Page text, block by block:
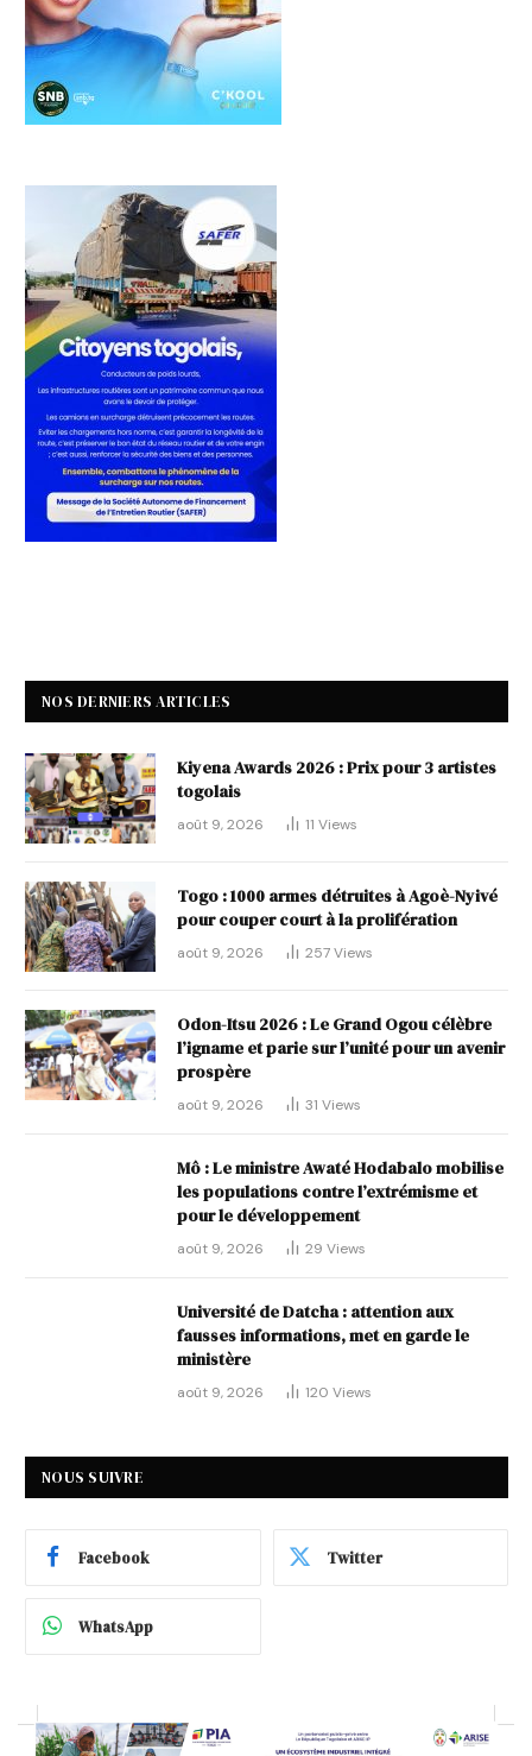
NOS DERNIERS ARTICLES
Kiyena Awards 2026 : Prix pour 3 artistes
togolais
août 9, 2026 11 Views
Togo : 1000 armes détruites à Agoè-Nyivé
pour couper court à la prolifération
août 9, 2026 257Views
Odon-Itsu 2026 : Le Grand Ogou célèbre
l’igname et parie sur l’unité pour un avenir
prospère
août 9, 2026 31 Views
Mô : Le ministre Awaté Hodabalo mobilise
les populations contre l’extrémisme et
pour le développement
août 9, 2026 29 Views
Université de Datcha : attention aux
fausses informations, met en garde le
ministère
août 9, 2026 120 Views
NOUS SUIVRE
Facebook Twitter
WhatsApp